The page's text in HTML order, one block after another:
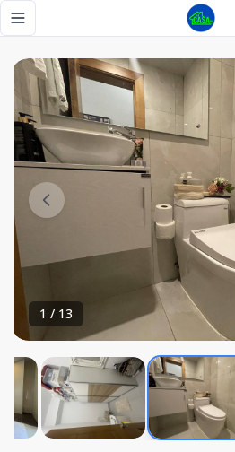
Toggle navigation menu
1 / 13
Apartamento en venta en torre de